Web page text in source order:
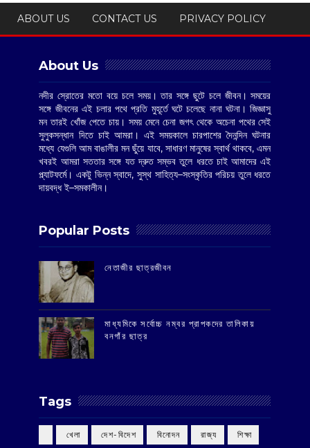
ABOUT US CONTACT US PRIVACY POLICY
About Us
নদীর স্রোতের মতো বয়ে চলে সময়। তার সঙ্গে ছুটে চলে জীবন। সময়ের
সঙ্গে জীবনের এই চলার পথে প্রতি মুহূর্তে ঘটে চলেছে নানা ঘটনা। জিজ্ঞাসু
মন তারই খোঁজ পেতে চায়। সময় মেনে চেনা জগৎ থেকে অচেনা পথের সেই
সুলুকসন্ধান দিতে চাই আমরা। এই সময়কালে চারপাশের দৈনন্দিন ঘটনার
মধ্যে যেগুলি আম বাঙালীর মন ছুঁয়ে যাবে, সাধারণ মানুষের স্বার্থ থাকবে, এমন
খবরই আমরা সততার সঙ্গে যত দ্রুত সম্ভব তুলে ধরতে চাই আমাদের এই
প্ল্যাটফর্মে। একটু ভিন্ন স্বাদে, সুস্থ সাহিত্য–সংস্কৃতির পরিচয় তুলে ধরতে
দায়বদ্ধ ই–সমকালীন।
Popular Posts
‌নেতাজীর ছাত্রজীবন
মাধ্যমিকে সর্বোচ্চ নম্বর প্রাপকদের তালিকায়
বনগাঁর ছাত্র
Tags
‌ খেলা ‌ দেশ-বিদেশ ‌ বিনোদন ‌ রাজ্য ‌ শিক্ষা